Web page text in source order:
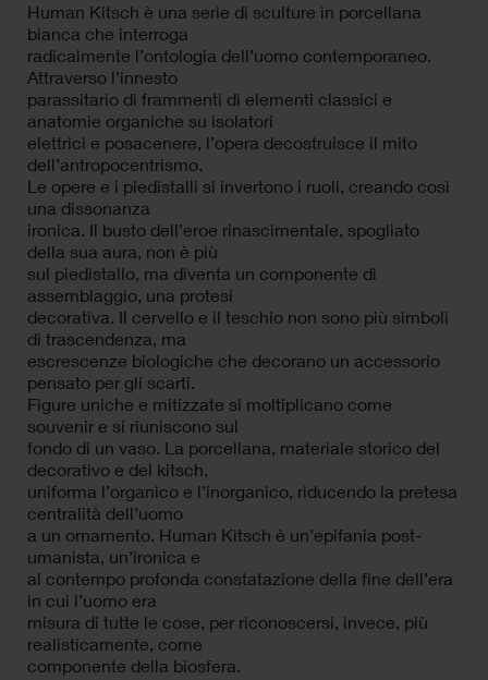
Human Kitsch è una serie di sculture in porcellana
bianca che interroga
radicalmente l’ontologia dell’uomo contemporaneo.
Attraverso l’innesto
parassitario di frammenti di elementi classici e
anatomie organiche su isolatori
elettrici e posacenere, l’opera decostruisce il mito
dell’antropocentrismo.
Le opere e i piedistalli si invertono i ruoli, creando così
una dissonanza
ironica. Il busto dell’eroe rinascimentale, spogliato
della sua aura, non è più
sul piedistallo, ma diventa un componente di
assemblaggio, una protesi
decorativa. Il cervello e il teschio non sono più simboli
di trascendenza, ma
escrescenze biologiche che decorano un accessorio
pensato per gli scarti.
Figure uniche e mitizzate si moltiplicano come
souvenir e si riuniscono sul
fondo di un vaso. La porcellana, materiale storico del
decorativo e del kitsch,
uniforma l’organico e l’inorganico, riducendo la pretesa
centralità dell’uomo
a un ornamento. Human Kitsch è un’epifania post-
umanista, un’ironica e
al contempo profonda constatazione della fine dell’era
in cui l’uomo era
misura di tutte le cose, per riconoscersi, invece, più
realisticamente, come
componente della biosfera.